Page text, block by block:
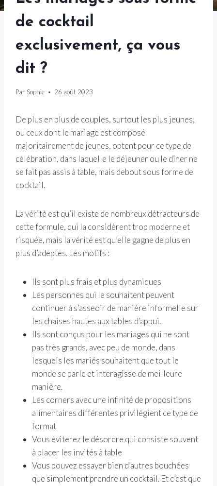
de cocktail
exclusivement, ça vous
dit ?
Par Sophie 26 août 2023
De plus en plus de couples, surtout les plus jeunes,
ou ceux dont le mariage est composé
majoritairement de jeunes, optent pour ce type de
célébration, dans laquelle le déjeuner ou le dîner ne
se fait pas assis à table, mais debout sous forme de
cocktail.
La vérité est qu’il existe de nombreux détracteurs de
cette formule, qui la considèrent trop moderne et
risquée, mais la vérité est qu’elle gagne de plus en
plus d’adeptes. Les motifs :
Ils sont plus frais et plus dynamiques
Les personnes qui le souhaitent peuvent
continuer à s’asseoir de manière informelle sur
les chaises hautes aux tables d’appui.
Ils sont conçus pour les mariages qui ne sont
pas très grands, avec peu de monde, dans
lesquels les mariés souhaitent que tout le
monde se parle et interagisse de meilleure
manière.
Les corners avec une infinité de propositions
alimentaires différentes privilégient ce type de
format
Vous éviterez le désordre qui consiste souvent
à placer les invités à table
Vous pouvez essayer bien d’autres bouchées
que simplement prendre un cocktail. Et c’est que